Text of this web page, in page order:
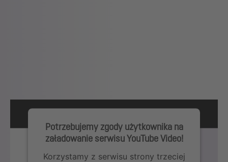
Potrzebujemy zgody użytkownika na
załadowanie serwisu YouTube Video!
Korzystamy z serwisu strony trzeciej